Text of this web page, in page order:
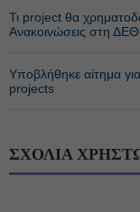
Τι project θα
Ανακοινώσεις στη ΔΕΘ
Υποβλήθηκε αίτημα
projects
ΣΧΟΛΙΑ